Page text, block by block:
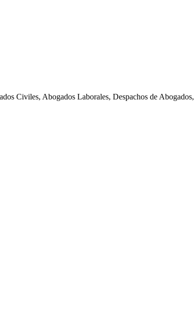
Civiles, Abogados Laborales, Despachos de